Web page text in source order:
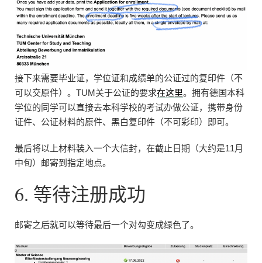
接下来需要毕业证，学位证和成绩单的公证过的复印件（不
可以交原件）。TUM关于公证的要求在这里。拥有德国本科
学位的同学可以直接去本科学校的考试办做公证，携带身份
证件、公证材料的原件、黑白复印件（不可彩印）即可。
最后将以上材料装入一个大信封，在截止日期（大约是11月
中旬）邮寄到指定地点。
6. 等待注册成功
邮寄之后就可以等待最后一个对勾变成绿色了。